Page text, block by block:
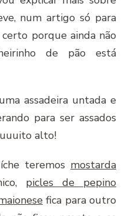
num artigo só para
porque ainda não
de pão está
assadeira untada e
para ser assados
alto!
teremos mostarda
picles de pepino
fica para outro